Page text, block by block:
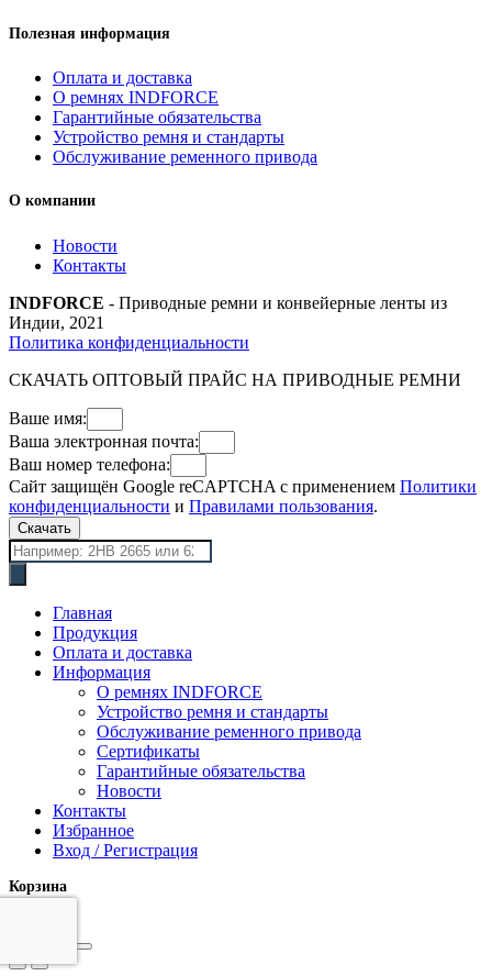
Полезная информация
Оплата и доставка
О ремнях INDFORCE
Гарантийные обязательства
Устройство ремня и стандарты
Обслуживание ременного привода
О компании
Новости
Контакты
INDFORCE - Приводные ремни и конвейерные ленты из
Индии, 2021
Политика конфиденциальности
СКАЧАТЬ ОПТОВЫЙ ПРАЙС НА ПРИВОДНЫЕ РЕМНИ
Ваше имя:
Ваша электронная почта:
Ваш номер телефона:
Сайт защищён Google reCAPTCHA с применением Политики
конфиденциальности и Правилами пользования.
Скачать
Поиск
товаров
Главная
Продукция
Оплата и доставка
Информация
О ремнях INDFORCE
Устройство ремня и стандарты
Обслуживание ременного привода
Сертификаты
Гарантийные обязательства
Новости
Контакты
Избранное
Вход / Регистрация
Корзина